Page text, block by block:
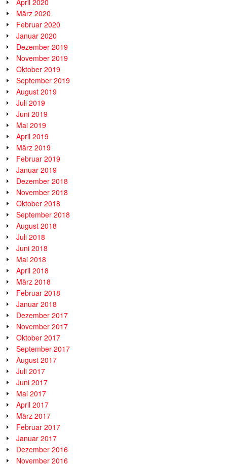
April 2020
März 2020
Februar 2020
Januar 2020
Dezember 2019
November 2019
Oktober 2019
September 2019
August 2019
Juli 2019
Juni 2019
Mai 2019
April 2019
März 2019
Februar 2019
Januar 2019
Dezember 2018
November 2018
Oktober 2018
September 2018
August 2018
Juli 2018
Juni 2018
Mai 2018
April 2018
März 2018
Februar 2018
Januar 2018
Dezember 2017
November 2017
Oktober 2017
September 2017
August 2017
Juli 2017
Juni 2017
Mai 2017
April 2017
März 2017
Februar 2017
Januar 2017
Dezember 2016
November 2016